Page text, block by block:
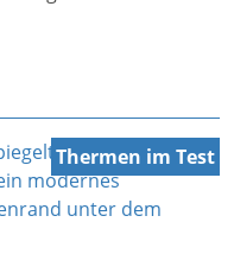
Thermen im Test